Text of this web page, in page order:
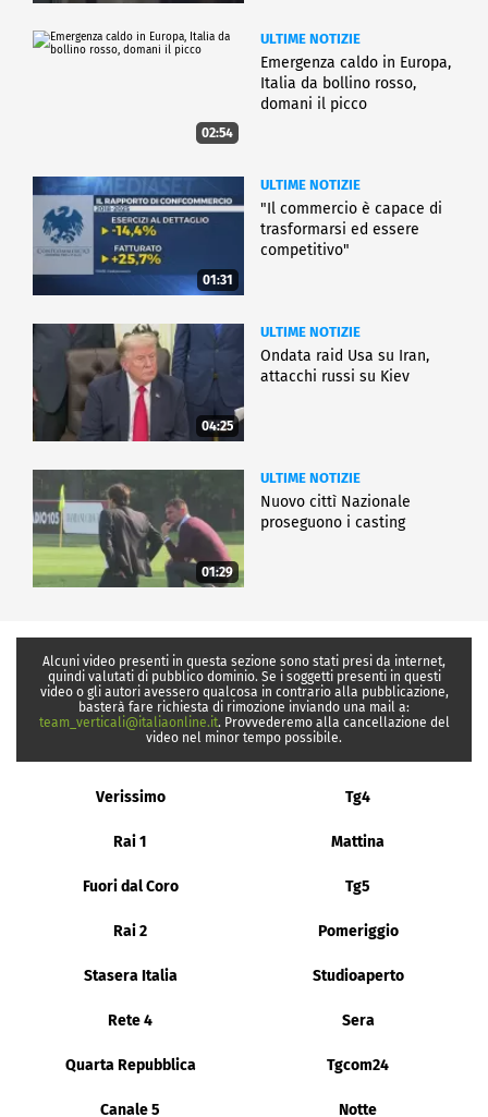
02:54
ULTIME NOTIZIE
Emergenza caldo in Europa,
Italia da bollino rosso,
domani il picco
01:31
ULTIME NOTIZIE
"Il commercio è capace di
trasformarsi ed essere
competitivo"
04:25
ULTIME NOTIZIE
Ondata raid Usa su Iran,
attacchi russi su Kiev
01:29
ULTIME NOTIZIE
Nuovo cittì Nazionale
proseguono i casting
Alcuni video presenti in questa sezione sono stati presi da internet,
quindi valutati di pubblico dominio. Se i soggetti presenti in questi
video o gli autori avessero qualcosa in contrario alla pubblicazione,
basterà fare richiesta di rimozione inviando una mail a:
team_verticali@italiaonline.it. Provvederemo alla cancellazione del
video nel minor tempo possibile.
Verissimo Tg4
Rai 1 Mattina
Fuori dal Coro Tg5
Rai 2 Pomeriggio
Stasera Italia Studioaperto
Rete 4 Sera
Quarta Repubblica Tgcom24
Canale 5 Notte